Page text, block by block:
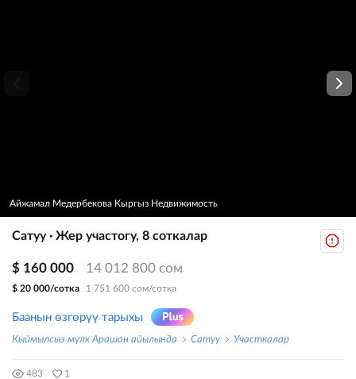
Айжамал Медербекова Кыргыз Недвижимость
Сатуу · Жер участогу, 8 соткалар
$ 160 000 14 012 800 сом
$ 20 000/сотка 1 751 600 сом/сотка
Баанын өзгөрүү тарыхы
Кыймылсыз мүлк Арашан айылында Сатуу Участкалар
483 1